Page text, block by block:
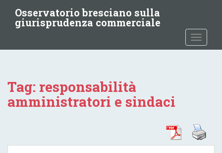
t
Osservatorio bresciano sulla
giurisprudenza commerciale
Tag: responsabilità
amministratori e sindaci